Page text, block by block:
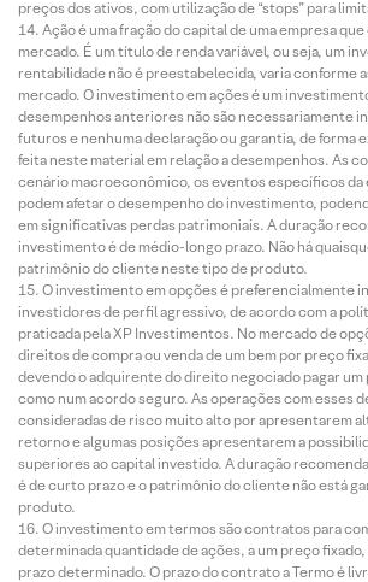
preços dos ativos, com utilização de “stops” para
Ação é uma fração do capital de uma empresa
mercado. É um título de renda variável, ou seja, um
rentabilidade não é preestabelecida, varia conforme
mercado. O investimento em ações é um
desempenhos anteriores não são necessariamente
futuros e nenhuma declaração ou garantia, de forma
feita neste material em relação a desempenhos. As
cenário macroeconômico, os eventos específicos da
podem afetar o desempenho do investimento,
em significativas perdas patrimoniais. A duração
investimento é de médio-longo prazo. Não há
patrimônio do cliente neste tipo de produto.
O investimento em opções é preferencialmente
investidores de perfil agressivo, de acordo com a
praticada pela XP Investimentos. No mercado de
direitos de compra ou venda de um bem por preço
devendo o adquirente do direito negociado pagar um
como num acordo seguro. As operações com esses
consideradas de risco muito alto por apresentarem
retorno e algumas posições apresentarem a
superiores ao capital investido. A duração
é de curto prazo e o patrimônio do cliente não está
produto.
O investimento em termos são contratos para
determinada quantidade de ações, a um preço
prazo determinado. O prazo do contrato a Termo é